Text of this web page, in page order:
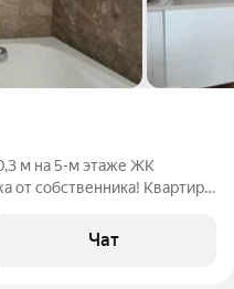
м на 5-м этаже ЖК
от собственника! Квартира
на тихий двор
Чат